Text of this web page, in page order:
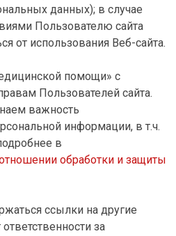
данных); в случае
Пользователю сайта
от использования Веб-сайта.
помощи» с
Пользователей сайта.
важность
информации, в т.ч.
в
обработки и защиты
ссылки на другие
за